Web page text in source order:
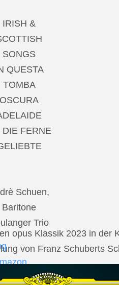
IRISH &
SONGS
QUESTA
TOMBA
OSCURA
DIE FERNE
Schuen,
Baritone
Trio
opus Klassik 2023 in der
von Franz Schuberts